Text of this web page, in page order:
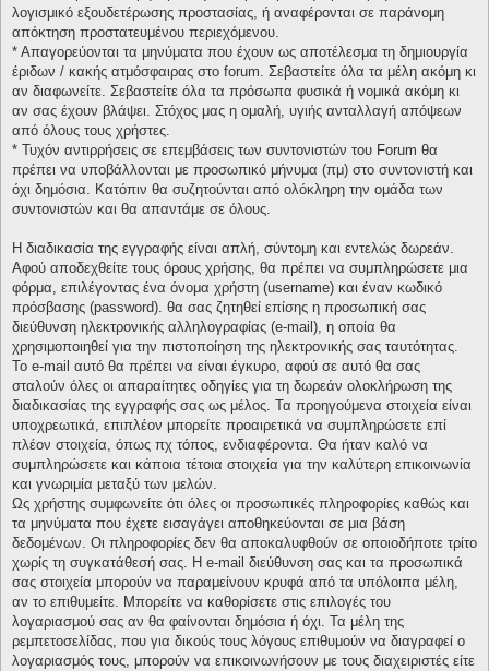
λογισμικό εξουδετέρωσης προστασίας, ή αναφέρονται σε παράνομη
απόκτηση προστατευμένου περιεχόμενου.
* Απαγορεύονται τα μηνύματα που έχουν ως αποτέλεσμα τη δημιουργία
έριδων / κακής ατμόσφαιρας στο forum. Σεβαστείτε όλα τα μέλη ακόμη κι
αν διαφωνείτε. Σεβαστείτε όλα τα πρόσωπα φυσικά ή νομικά ακόμη κι
αν σας έχουν βλάψει. Στόχος μας η ομαλή, υγιής ανταλλαγή απόψεων
από όλους τους χρήστες.
* Τυχόν αντιρρήσεις σε επεμβάσεις των συντονιστών του Forum θα
πρέπει να υποβάλλονται με προσωπικό μήνυμα (πμ) στο συντονιστή και
όχι δημόσια. Κατόπιν θα συζητούνται από ολόκληρη την ομάδα των
συντονιστών και θα απαντάμε σε όλους.
Η διαδικασία της εγγραφής είναι απλή, σύντομη και εντελώς δωρεάν.
Αφού αποδεχθείτε τους όρους χρήσης, θα πρέπει να συμπληρώσετε μια
φόρμα, επιλέγοντας ένα όνομα χρήστη (username) και έναν κωδικό
πρόσβασης (password). θα σας ζητηθεί επίσης η προσωπική σας
διεύθυνση ηλεκτρονικής αλληλογραφίας (e-mail), η οποία θα
χρησιμοποιηθεί για την πιστοποίηση της ηλεκτρονικής σας ταυτότητας.
Το e-mail αυτό θα πρέπει να είναι έγκυρο, αφού σε αυτό θα σας
σταλούν όλες οι απαραίτητες οδηγίες για τη δωρεάν ολοκλήρωση της
διαδικασίας της εγγραφής σας ως μέλος. Τα προηγούμενα στοιχεία είναι
υποχρεωτικά, επιπλέον μπορείτε προαιρετικά να συμπληρώσετε επί
πλέον στοιχεία, όπως πχ τόπος, ενδιαφέροντα. Θα ήταν καλό να
συμπληρώσετε και κάποια τέτοια στοιχεία για την καλύτερη επικοινωνία
και γνωριμία μεταξύ των μελών.
Ως χρήστης συμφωνείτε ότι όλες οι προσωπικές πληροφορίες καθώς και
τα μηνύματα που έχετε εισαγάγει αποθηκεύονται σε μια βάση
δεδομένων. Οι πληροφορίες δεν θα αποκαλυφθούν σε οποιοδήποτε τρίτο
χωρίς τη συγκατάθεσή σας. Η e-mail διεύθυνση σας και τα προσωπικά
σας στοιχεία μπορούν να παραμείνουν κρυφά από τα υπόλοιπα μέλη,
αν το επιθυμείτε. Μπορείτε να καθορίσετε στις επιλογές του
λογαριασμού σας αν θα φαίνονται δημόσια ή όχι. Τα μέλη της
ρεμπετοσελίδας, που για δικούς τους λόγους επιθυμούν να διαγραφεί ο
λογαριασμός τους, μπορούν να επικοινωνήσουν με τους διαχειριστές είτε